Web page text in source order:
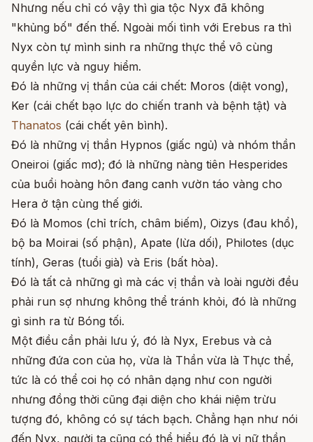
Nhưng nếu chỉ có vậy thì gia tộc Nyx đã không
"khủng bố" đến thế. Ngoài mối tình với Erebus ra thì
Nyx còn tự mình sinh ra những thực thể vô cùng
quyền lực và nguy hiểm.
Đó là những vị thần của cái chết: Moros (diệt vong),
Ker (cái chết bạo lực do chiến tranh và bệnh tật) và
Thanatos (cái chết yên bình).
Đó là những vị thần Hypnos (giấc ngủ) và nhóm thần
Oneiroi (giấc mơ); đó là những nàng tiên Hesperides
của buổi hoàng hôn đang canh vườn táo vàng cho
Hera ở tận cùng thế giới.
Đó là Momos (chỉ trích, châm biếm), Oizys (đau khổ),
bộ ba Moirai (số phận), Apate (lừa dối), Philotes (dục
tính), Geras (tuổi già) và Eris (bất hòa).
Đó là tất cả những gì mà các vị thần và loài người đều
phải run sợ nhưng không thể tránh khỏi, đó là những
gì sinh ra từ Bóng tối.
Một điều cần phải lưu ý, đó là Nyx, Erebus và cả
những đứa con của họ, vừa là Thần vừa là Thực thể,
tức là có thể coi họ có nhân dạng như con người
nhưng đồng thời cũng đại diện cho khái niệm trừu
tượng đó, không có sự tách bạch. Chẳng hạn như nói
đến Nyx, người ta cũng có thể hiểu đó là vị nữ thần